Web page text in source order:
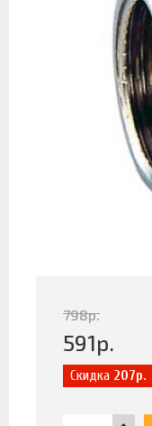
798р.
591р.
Скидка 207р.